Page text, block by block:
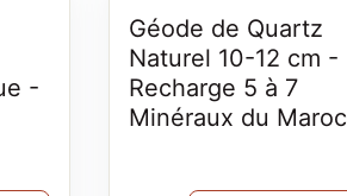
-
Géode de Quartz
Naturel 10-12 cm -
Recharge 5 à 7
Minéraux du Maroc